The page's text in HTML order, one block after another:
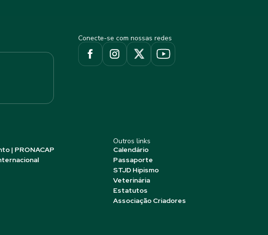
Conecte-se com nossas redes
| PRONACAP
Outros links
Calendário
Passaporte
STJD Hipismo
Veterinária
Estatutos
Associação Criadores